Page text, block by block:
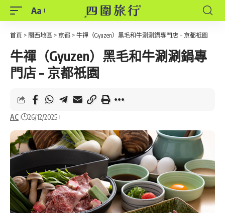
Font
Resizer
Aa
首頁 > 關西地區 > 京都 > 牛禪（Gyuzen）黑毛和牛涮涮鍋專門店 – 京都祇園
牛禪（Gyuzen）黑毛和牛涮涮鍋專
門店 – 京都祇園
AC 26/12/2025